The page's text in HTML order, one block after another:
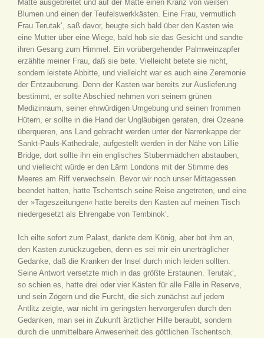
Matte ausgebreitet und auf der Matte einen Kranz von weißen
Blumen und einen der Teufelswerkkästen. Eine Frau, vermutlich
Frau Terutak‘, saß davor, beugte sich bald über den Kasten wie
eine Mutter über eine Wiege, bald hob sie das Gesicht und sandte
ihren Gesang zum Himmel. Ein vorübergehender Palmweinzapfer
erzählte meiner Frau, daß sie bete. Vielleicht betete sie nicht,
sondern leistete Abbitte, und vielleicht war es auch eine Zeremonie
der Entzauberung. Denn der Kasten war bereits zur Auslieferung
bestimmt, er sollte Abschied nehmen von seinem grünen
Medizinraum, seiner ehrwürdigen Umgebung und seinen frommen
Hütern, er sollte in die Hand der Ungläubigen geraten, drei Ozeane
überqueren, ans Land gebracht werden unter der Narrenkappe der
Sankt-Pauls-Kathedrale, aufgestellt werden in der Nähe von Lillie
Bridge, dort sollte ihn ein englisches Stubenmädchen abstauben,
und vielleicht würde er den Lärm Londons mit der Stimme des
Meeres am Riff verwechseln. Bevor wir noch unser Mittagessen
beendet hatten, hatte Tschentsch seine Reise angetreten, und eine
der »Tageszeitungen« hatte bereits den Kasten auf meinen Tisch
niedergesetzt als Ehrengabe von Tembinok‘.
Ich eilte sofort zum Palast, dankte dem König, aber bot ihm an,
den Kasten zurückzugeben, denn es sei mir ein unerträglicher
Gedanke, daß die Kranken der Insel durch mich leiden sollten.
Seine Antwort versetzte mich in das größte Erstaunen. Terutak‘,
so schien es, hatte drei oder vier Kästen für alle Fälle in Reserve,
und sein Zögern und die Furcht, die sich zunächst auf jedem
Antlitz zeigte, war nicht im geringsten hervorgerufen durch den
Gedanken, man sei in Zukunft ärztlicher Hilfe beraubt, sondern
durch die unmittelbare Anwesenheit des göttlichen Tschentsch.